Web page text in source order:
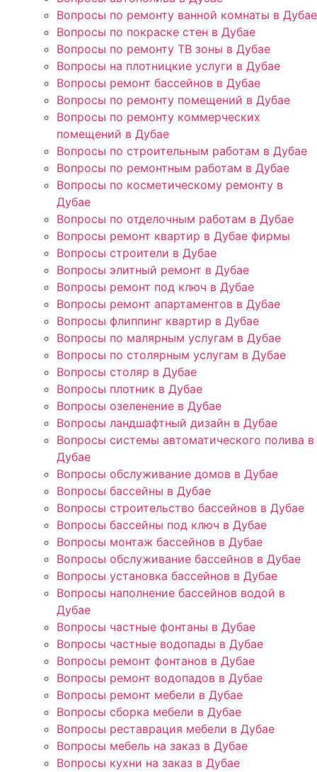
Вопросы по ремонту ванной комнаты в Дубае
Вопросы по покраске стен в Дубае
Вопросы по ремонту ТВ зоны в Дубае
Вопросы на плотницкие услуги в Дубае
Вопросы ремонт бассейнов в Дубае
Вопросы по ремонту помещений в Дубае
Вопросы по ремонту коммерческих
помещений в Дубае
Вопросы по строительным работам в Дубае
Вопросы по ремонтным работам в Дубае
Вопросы по косметическому ремонту в
Дубае
Вопросы по отделочным работам в Дубае
Вопросы ремонт квартир в Дубае фирмы
Вопросы строители в Дубае
Вопросы элитный ремонт в Дубае
Вопросы ремонт под ключ в Дубае
Вопросы ремонт апартаментов в Дубае
Вопросы флиппинг квартир в Дубае
Вопросы по малярным услугам в Дубае
Вопросы по столярным услугам в Дубае
Вопросы столяр в Дубае
Вопросы плотник в Дубае
Вопросы озеленение в Дубае
Вопросы ландшафтный дизайн в Дубае
Вопросы системы автоматического полива в
Дубае
Вопросы обслуживание домов в Дубае
Вопросы бассейны в Дубае
Вопросы строительство бассейнов в Дубае
Вопросы бассейны под ключ в Дубае
Вопросы монтаж бассейнов в Дубае
Вопросы обслуживание бассейнов в Дубае
Вопросы установка бассейнов в Дубае
Вопросы наполнение бассейнов водой в
Дубае
Вопросы частные фонтаны в Дубае
Вопросы частные водопады в Дубае
Вопросы ремонт фонтанов в Дубае
Вопросы ремонт водопадов в Дубае
Вопросы ремонт мебели в Дубае
Вопросы сборка мебели в Дубае
Вопросы реставрация мебели в Дубае
Вопросы мебель на заказ в Дубае
Вопросы кухни на заказ в Дубае